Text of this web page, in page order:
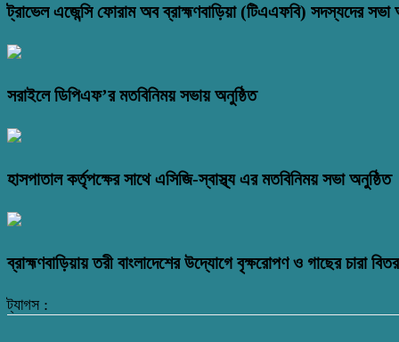
ট্রাভেল এজেন্সি ফোরাম অব ব্রাহ্মণবাড়িয়া (টিএএফবি) সদস্যদের সভা
সরাইলে ডিপিএফ’র মতবিনিময় সভায় অনুষ্ঠিত
হাসপাতাল কর্তৃপক্ষের সাথে এসিজি-স্বাস্থ্য এর মতবিনিময় সভা অনুষ্ঠিত
ব্রাহ্মণবাড়িয়ায় তরী বাংলাদেশের উদ্যোগে বৃক্ষরোপণ ও গাছের চারা
ট্যাগস :